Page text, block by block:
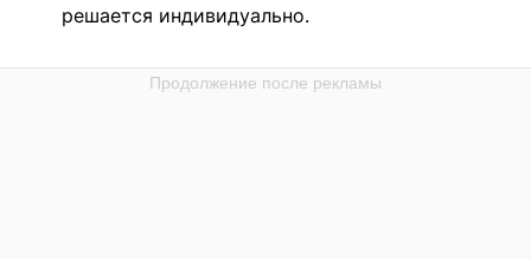
решается индивидуально.